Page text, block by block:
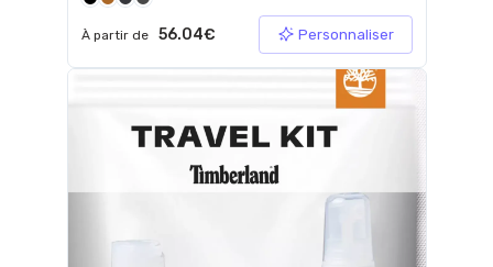
À partir de 56.04€ Personnaliser